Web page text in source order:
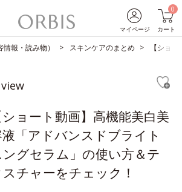
マイページ
0
カート
報・読み物） スキンケアのまとめ 【ショ
ショート動画】高機能美白美
「アドバンスドブライト
ングセラム」の使い方＆テ
スチャーをチェック！